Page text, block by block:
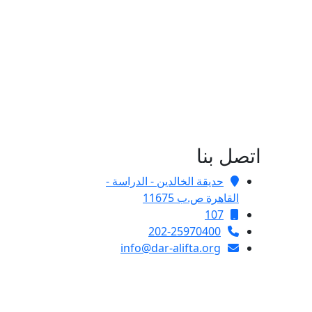
اتصل بنا
حديقة الخالدين - الدراسة -
القاهرة ص.ب 11675
107
202-25970400
info@dar-alifta.org